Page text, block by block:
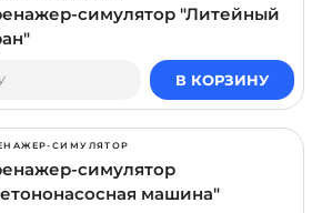
симулятор "Литейный
В КОРЗИНУ
СИМУЛЯТОР
симулятор
машина"